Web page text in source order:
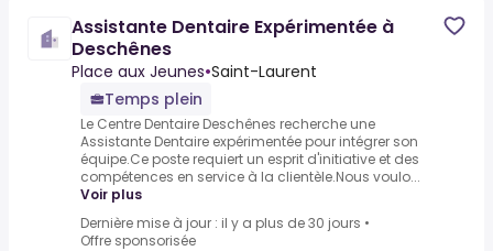
Assistante Dentaire Expérimentée à
Deschênes
Place aux Jeunes•Saint-Laurent
Temps plein
Le Centre Dentaire Deschênes recherche une
Assistante Dentaire expérimentée pour intégrer son
équipe.Ce poste requiert un esprit d'initiative et des
compétences en service à la clientèle.Nous voulo...
Voir plus
Dernière mise à jour : il y a plus de 30 jours •
Offre sponsorisée